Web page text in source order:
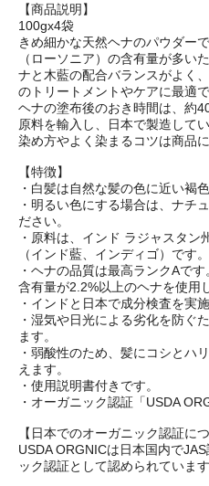
【商品説明】
100gx4袋
きめ細かな天然ヘナのパウダー
（ローソニア）の含有量が多い
ナと木藍の配合バランスがよく
のトリートメントやケアに最適で
ヘナの塗布後のおき時間は、約
原料を輸入し、日本で製造してい
染め方やよく染まるコツは商品
【特徴】
・白髪は自然な髪の色に近い褐
・明るい色にする場合は、ナチ
ださい。
・原料は、インド ラジャスタ
（インド藍、インディゴ）です。
・ヘナの品質は最高ランクAで
含有量が2.2%以上のヘナを使用
・インドと日本で成分検査を実
・湿気や日光による劣化を防ぐ
ます。
・弱酸性のため、髪にコシとハ
えます。
・使用説明書付きです。
・オーガニック認証「USDA
【日本でのオーガニック認証につ
USDA ORGNICは日本国内で
ック認証として認められています